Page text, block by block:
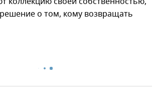
о том, кому возвращать